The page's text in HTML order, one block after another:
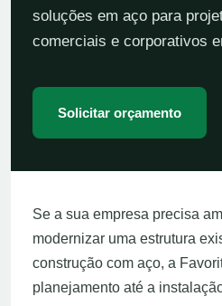
soluções em aço para
comerciais e corporativos
Solicitar orçamento
Se a sua empresa precisa
modernizar uma estrutura
construção com aço, a
planejamento até a